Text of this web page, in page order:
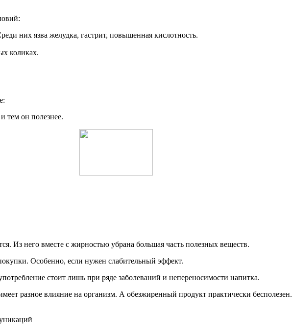
них язва желудка, гастрит, повышенная кислотность.
коликах.
тем он полезнее.
Из него вместе с жирностью убрана большая часть полезных веществ.
Особенно, если нужен слабительный эффект.
стоит лишь при ряде заболеваний и непереносимости напитка.
разное влияние на организм. А обезжиренный продукт практически бесполезен.